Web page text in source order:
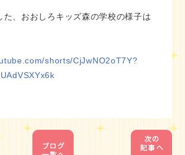
た、おおしろキッズ森の学校の様子は
shorts/CjJwNO2oT7Y?
1